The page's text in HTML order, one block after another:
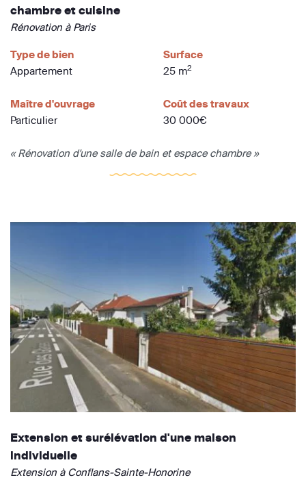
chambre et cuisine
Rénovation à Paris
Type de bien
Appartement
Surface
25 m2
Maître d'ouvrage
Particulier
Coût des travaux
30 000€
« Rénovation d'une salle de bain et espace chambre »
Extension et surélévation d'une maison
individuelle
Extension à Conflans-Sainte-Honorine